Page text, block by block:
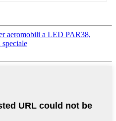
aeromobili a LED PAR38,
speciale